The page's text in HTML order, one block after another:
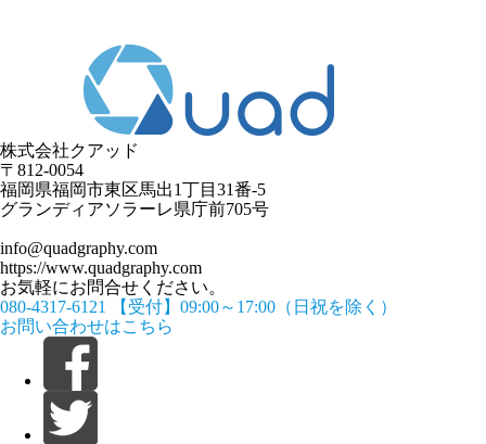
株式会社クアッド
〒812-0054
​福岡県福岡市東区馬出1丁目31番-5
グランディアソラーレ県庁前705号
info@quadgraphy.com
https://www.quadgraphy.com
お気軽にお問合せください。
080-4317-6121
【受付】09:00～17:00（日祝を除く）
お問い合わせはこちら